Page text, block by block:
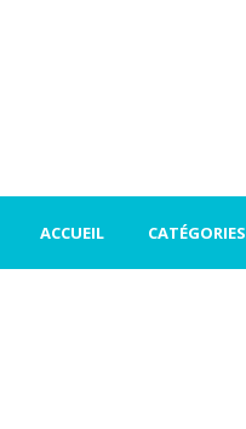
ACCUEIL CATÉGORIES